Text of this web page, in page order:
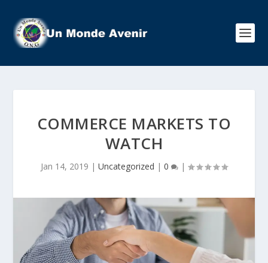
COMMERCE MARKETS TO
WATCH
Jan 14, 2019 | Uncategorized | 0 |